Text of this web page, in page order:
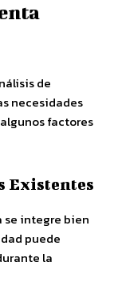
de
necesidades
factores
Existentes
se integre bien
puede
la